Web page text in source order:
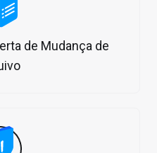
de Mudança de